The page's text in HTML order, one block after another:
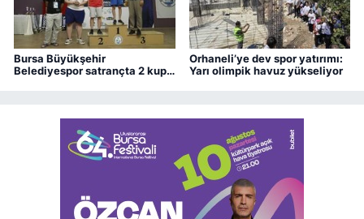
Bursa Büyükşehir
Belediyespor satrançta 2 kupa
Orhaneli’ye dev spor yatırımı:
Yarı olimpik havuz yükseliyor